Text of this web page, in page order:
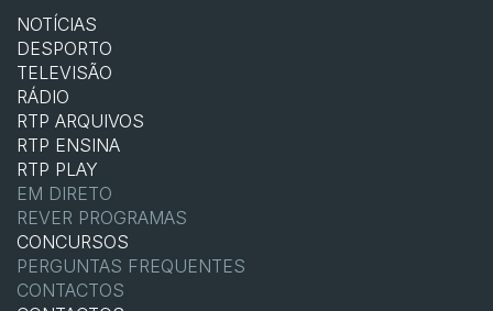
NOTÍCIAS
DESPORTO
TELEVISÃO
RÁDIO
RTP ARQUIVOS
RTP ENSINA
RTP PLAY
EM DIRETO
REVER PROGRAMAS
CONCURSOS
PERGUNTAS FREQUENTES
CONTACTOS